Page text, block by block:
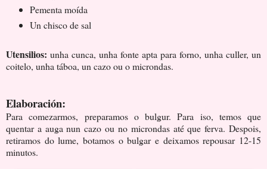
Pementa moída
Un chisco de sal
Utensilios: unha cunca, unha fonte apta para forno, unha culler, un
coitelo, unha táboa, un cazo ou o microndas.
Elaboración:
Para comezarmos, preparamos o bulgur. Para iso, temos que
quentar a auga nun cazo ou no microndas até que ferva. Despois,
retiramos do lume, botamos o bulgar e deixamos repousar 12-15
minutos.